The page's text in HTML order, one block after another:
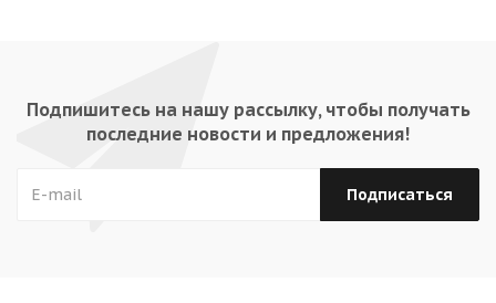
Подпишитесь на нашу рассылку, чтобы получать
последние новости и предложения!